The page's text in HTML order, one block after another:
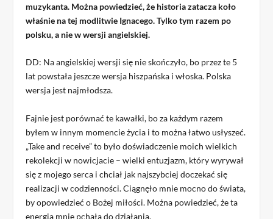
muzykanta. Można powiedzieć, że historia zatacza koło
właśnie na tej modlitwie Ignacego. Tylko tym razem po
polsku, a nie w wersji angielskiej.
DD: Na angielskiej wersji się nie skończyło, bo przez te 5
lat powstała jeszcze wersja hiszpańska i włoska. Polska
wersja jest najmłodsza.
Fajnie jest porównać te kawałki, bo za każdym razem
byłem w innym momencie życia i to można łatwo usłyszeć.
„Take and receive” to było doświadczenie moich wielkich
rekolekcji w nowicjacie – wielki entuzjazm, który wyrywał
się z mojego serca i chciał jak najszybciej doczekać się
realizacji w codzienności. Ciągnęło mnie mocno do świata,
by opowiedzieć o Bożej miłości. Można powiedzieć, że ta
energia mnie pchała do działania.